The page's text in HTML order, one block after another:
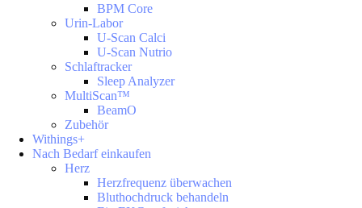
BPM Core
Urin-Labor
U-Scan Calci
U-Scan Nutrio
Schlaftracker
Sleep Analyzer
MultiScan™
BeamO
Zubehör
Withings+
Nach Bedarf einkaufen
Herz
Herzfrequenz überwachen
Bluthochdruck behandeln